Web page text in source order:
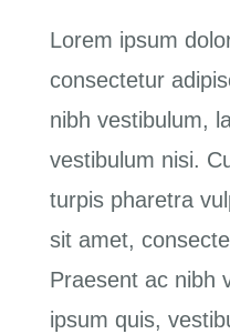
Lorem ipsum
consectetur
nibh vestibulum,
vestibulum nisi.
turpis pharetra
sit amet,
Praesent ac nibh
ipsum quis,